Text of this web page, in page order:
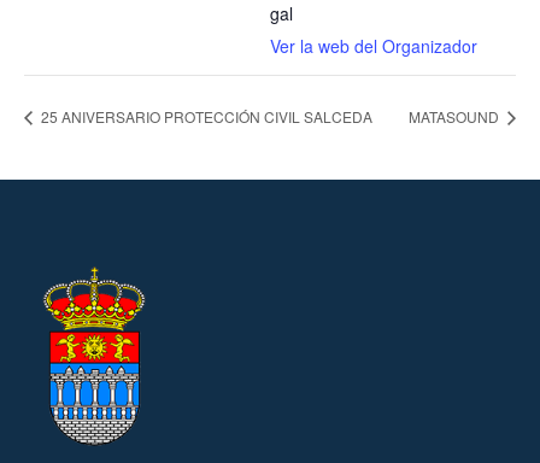
gal
Ver la web del Organizador
25 ANIVERSARIO PROTECCIÓN CIVIL SALCEDA MATASOUND